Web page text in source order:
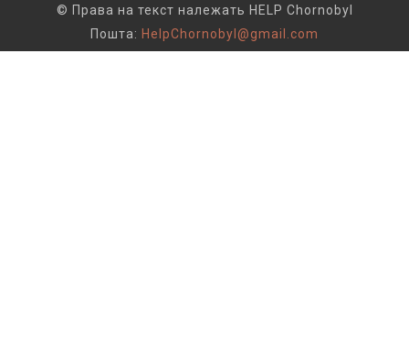
© Права на текст належать HELP Chornobyl
Пошта: HelpChornobyl@gmail.com